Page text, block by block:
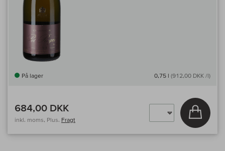
På lager 0,75 l (912,00 DKK /l)
684,00 DKK
inkl. moms, Plus. Fragt
Læg i